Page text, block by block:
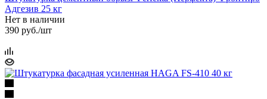
Адгезив 25 кг
Нет в наличии
390 руб./шт